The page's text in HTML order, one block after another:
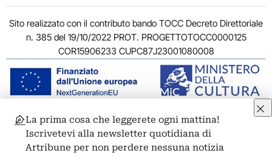
Sito realizzato con il contributo bando TOCC Decreto Direttoriale
n. 385 del 19/10/2022 PROT. PROGETTOTOCC0000125
COR15906233 CUPC87J23001080008
© 2011-2026 ARTRIBUNE srl – Corso Vittorio Emanuele II, 287 –
00186 Roma - P.I. 11381581005
Privacy: Responsabile della protezione dei dati personali
La prima cosa che leggerete ogni mattina!
Iscrivetevi alla newsletter quotidiana di
Artribune per non perdere nessuna notizia